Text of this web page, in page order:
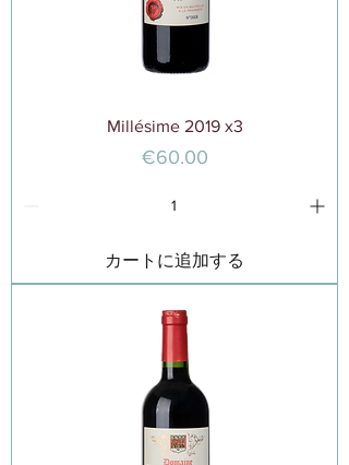
Millésime 2019 x3
価格
€60.00
カートに追加する